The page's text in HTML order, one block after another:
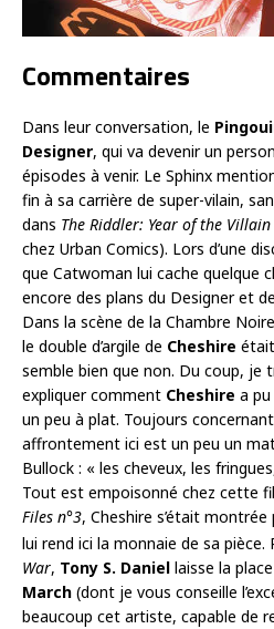
Commentaires
Dans leur conversation, le
Designer, qui va devenir un
épisodes à venir. Le Sphinx
fin à sa carrière de super-vilain,
dans The Riddler: Year of the Villain
chez Urban Comics). Lors d’une
que Catwoman lui cache quelque
encore des plans du Designer et
Dans la scène de la Chambre
le double d’argile de Cheshire était
semble bien que non. Du coup, je
expliquer comment Cheshire a
un peu à plat. Toujours concernant
affrontement ici est un peu un
Bullock : « les cheveux, les
Tout est empoisonné chez cette
Files n°3, Cheshire s’était
lui rend ici la monnaie de sa pièce.
War, Tony S. Daniel laisse la
March (dont je vous conseille
beaucoup cet artiste, capable de